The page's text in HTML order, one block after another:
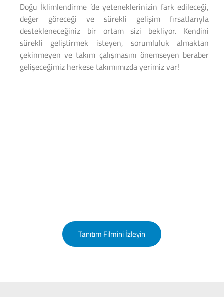
Doğu İklimlendirme ’de yeteneklerinizin fark edileceği,
değer göreceği ve sürekli gelişim fırsatlarıyla
destekleneceğiniz bir ortam sizi bekliyor. Kendini
sürekli geliştirmek isteyen, sorumluluk almaktan
çekinmeyen ve takım çalışmasını önemseyen beraber
gelişeceğimiz herkese takımımızda yerimiz var!
Tanıtım Filmini İzleyin